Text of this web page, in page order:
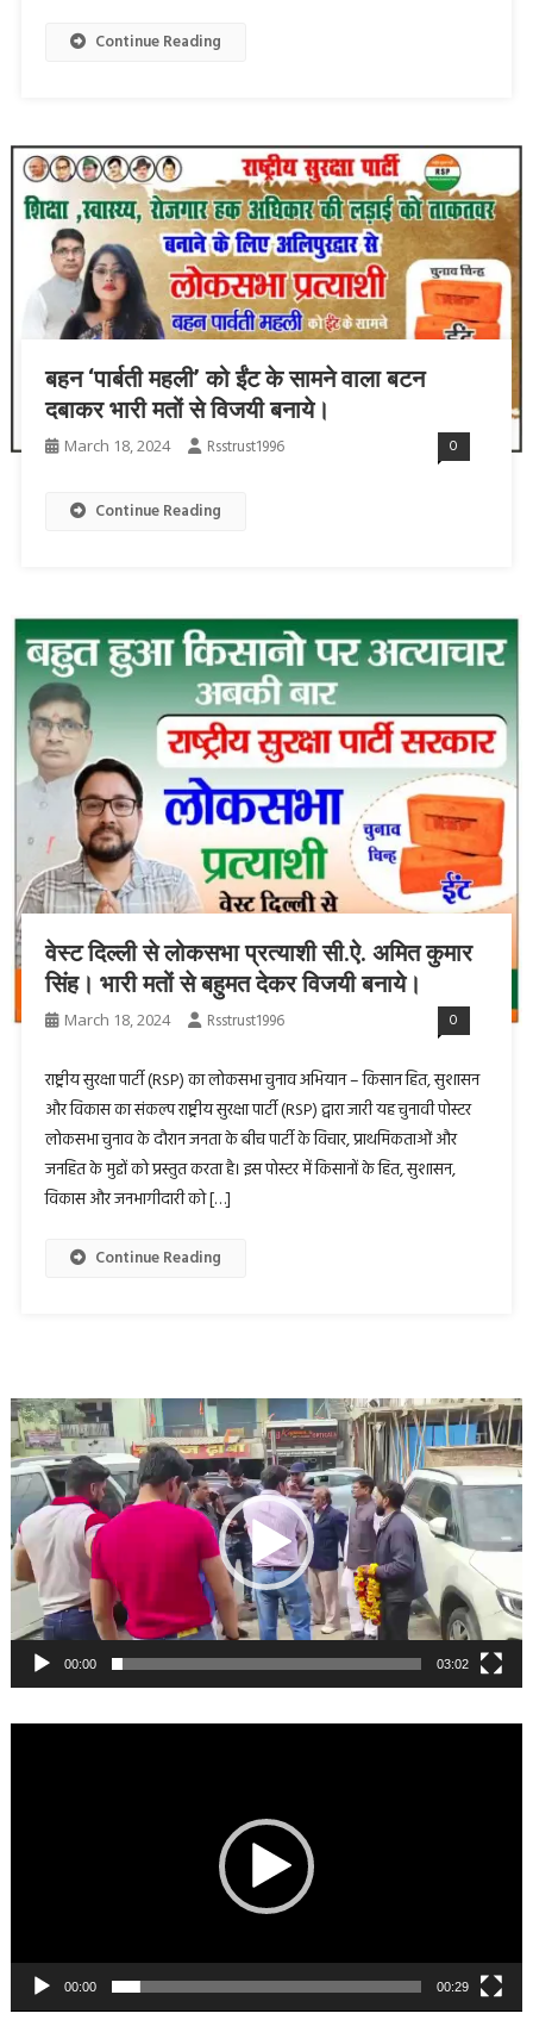
Continue Reading
बहन ‘पार्बती महली’ को ईंट के सामने वाला बटन
दबाकर भारी मतों से विजयी बनाये।
March 18, 2024 Rsstrust1996 0
Continue Reading
वेस्ट दिल्ली से लोकसभा प्रत्याशी सी.ऐ. अमित कुमार
सिंह। भारी मतों से बहुमत देकर विजयी बनाये।
March 18, 2024 Rsstrust1996 0
राष्ट्रीय सुरक्षा पार्टी (RSP) का लोकसभा चुनाव अभियान – किसान हित, सुशासन
और विकास का संकल्प राष्ट्रीय सुरक्षा पार्टी (RSP) द्वारा जारी यह चुनावी पोस्टर
लोकसभा चुनाव के दौरान जनता के बीच पार्टी के विचार, प्राथमिकताओं और
जनहित के मुद्दों को प्रस्तुत करता है। इस पोस्टर में किसानों के हित, सुशासन,
विकास और जनभागीदारी को […]
Continue Reading
Video
Player
00:00 03:02
00:00 00:29